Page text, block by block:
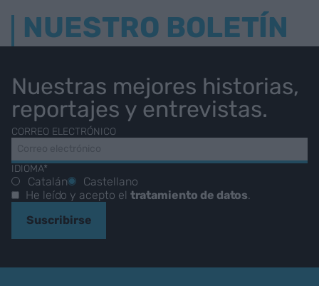
NUESTRO BOLETÍN
Nuestras mejores historias,
reportajes y entrevistas.
CORREO ELECTRÓNICO
IDIOMA*
Catalán
Castellano
He leído y acepto el tratamiento de datos.
Suscribirse